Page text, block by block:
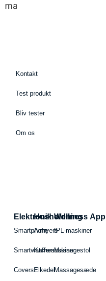
ma
Kontakt
Test produkt
Bliv tester
Om os
Elektronik
Smartphone
Smartwatches
Covers
Husholdning
Airfryers
Kaffemaskiner
Elkedel
Wellness App
IPL-maskiner
Massagestol
Massagesæde